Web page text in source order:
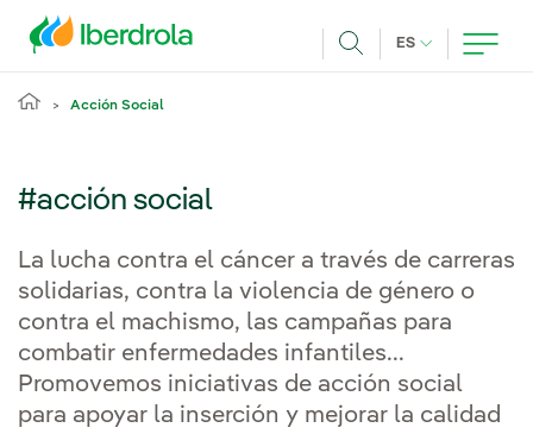
ES IDIOMA
Acción Social
#acción social
La lucha contra el cáncer a través de carreras
solidarias, contra la violencia de género o
contra el machismo, las campañas para
combatir enfermedades infantiles...
Promovemos iniciativas de acción social
para apoyar la inserción y mejorar la calidad